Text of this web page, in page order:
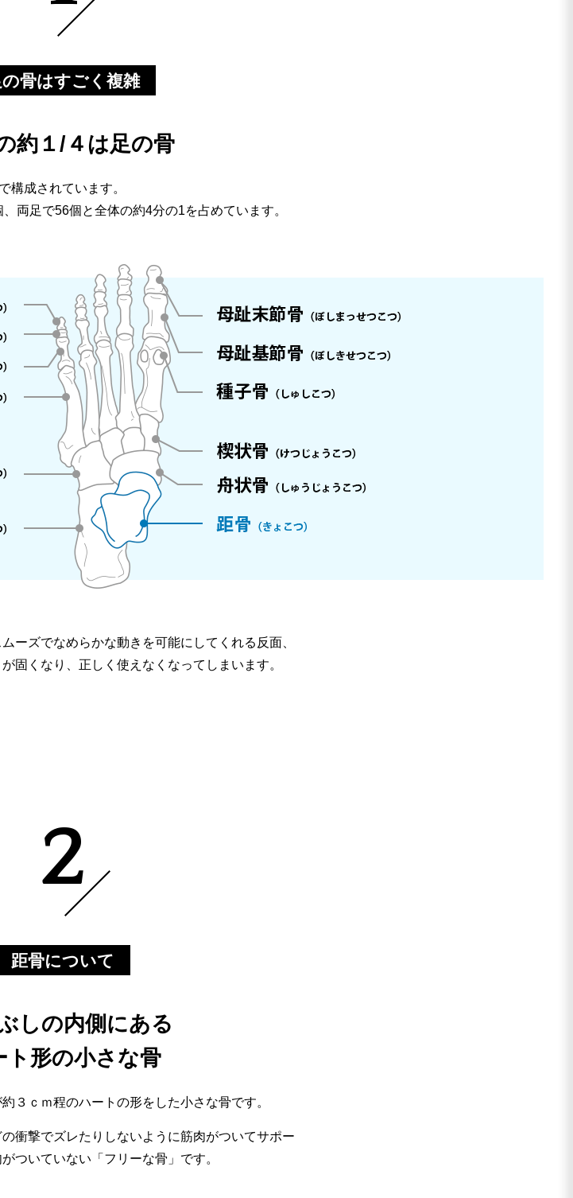
の骨はすごく複雑
約１/４は足の骨
構成されています。
両足で56個と全体の約4分の1を占めています。
ーズでなめらかな動きを可能にしてくれる反面、
固くなり、正しく使えなくなってしまいます。
2
距骨について
しの内側にある
ト形の小さな骨
３ｃｍ程のハートの形をした小さな骨です。
衝撃でズレたりしないように筋肉がついてサポー
ついていない「フリーな骨」です。